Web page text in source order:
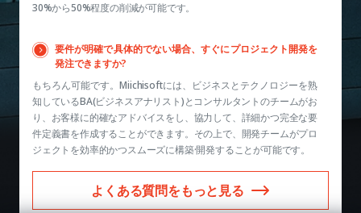
30%から50%程度の削減が可能です。
要件が明確で具体的でない場合、すぐにプロジェクト開発を
発注できますか?
もちろん可能です。Miichisoftには、ビジネスとテクノロジーを熟
知しているBA(ビジネスアナリスト)とコンサルタントのチームがお
り、お客様に的確なアドバイスをし、協力して、詳細かつ完全な要
件定義書を作成することができます。その上で、開発チームがプロ
ジェクトを効率的かつスムーズに構築·開発することが可能です。
よくある質問をもっと見る